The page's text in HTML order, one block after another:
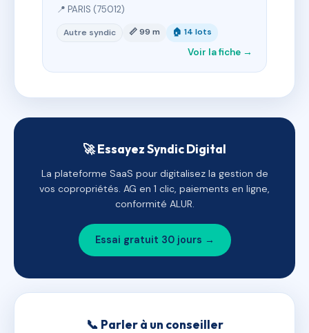
📍 PARIS (75012)
Autre syndic 📏 99 m 🏠 14 lots
Voir la fiche →
🚀 Essayez Syndic Digital
La plateforme SaaS pour digitalisez la gestion de
vos copropriétés. AG en 1 clic, paiements en ligne,
conformité ALUR.
Essai gratuit 30 jours →
📞 Parler à un conseiller